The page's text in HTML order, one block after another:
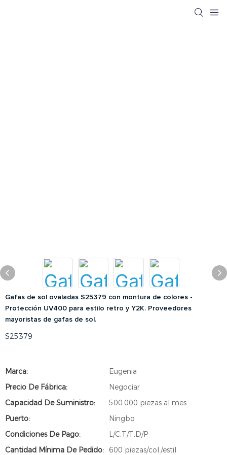
Gafas de sol ovaladas S25379 con montura de colores -
Protección UV400 para estilo retro y Y2K. Proveedores
mayoristas de gafas de sol.
S25379
Marca:
Eugenia
Precio De Fábrica:
Negociar
Capacidad De Suministro:
500.000 piezas al mes
Puerto:
Ningbo
Condiciones De Pago:
L/C,T/T,D/P
Cantidad Mínima De Pedido:
600 piezas/col./estil.